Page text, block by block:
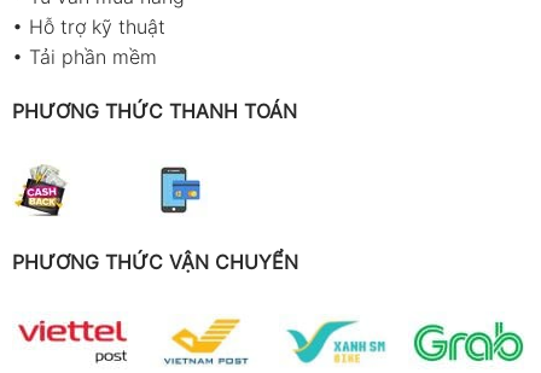
• Hỗ trợ kỹ thuật
• Tải phần mềm
PHƯƠNG THỨC THANH TOÁN
PHƯƠNG THỨC VẬN CHUYỂN